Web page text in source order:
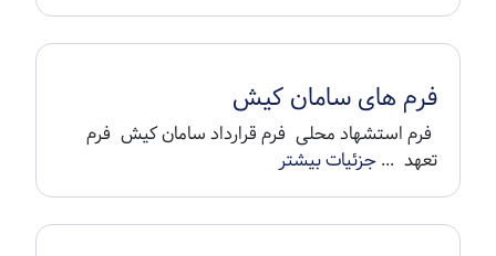
فرم های سامان کیش
فرم استشهاد محلی فرم قرارداد سامان کیش فرم
تعهد ...جزئیات بیشتر